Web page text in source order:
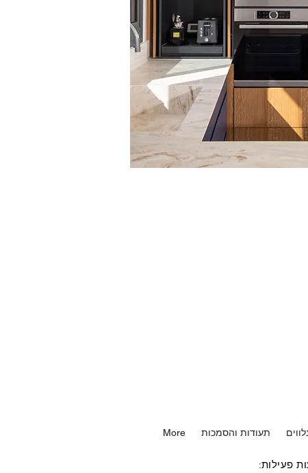
תעודות והסמכות More
פעילות: